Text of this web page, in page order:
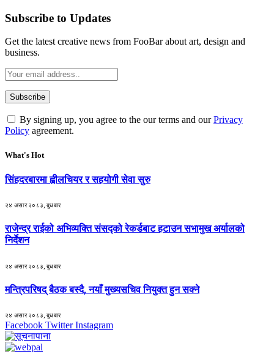
Subscribe to Updates
Get the latest creative news from FooBar about art, design and
business.
By signing up, you agree to the our terms and ourPrivacy
Policy agreement.
What's Hot
सिंहदरबारमा ह्वीलचियर र सहयोगी सेवा सुरु
२४ असार २०८३, बुधबार
राजेन्द्र राईको अभिव्यक्ति संसद्को रेकर्डबाट हटाउन सभामुख अर्यालको
निर्देशन
२४ असार २०८३, बुधबार
मन्त्रिपरिषद् बैठक बस्दै, नयाँ मुख्यसचिव नियुक्त हुन सक्ने
२४ असार २०८३, बुधबार
Facebook Twitter Instagram